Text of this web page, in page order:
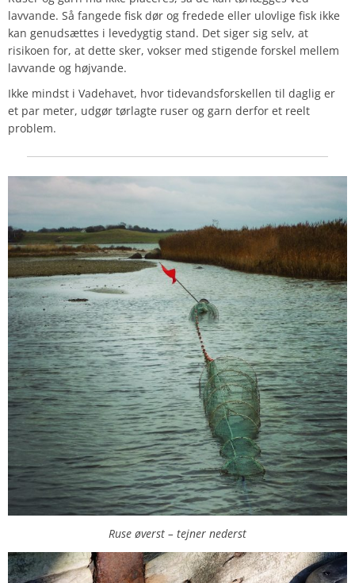
lavvande. Så fangede fisk dør og fredede eller ulovlige fisk ikke
kan genudsættes i levedygtig stand. Det siger sig selv, at
risikoen for, at dette sker, vokser med stigende forskel mellem
lavvande og højvande.
Ikke mindst i Vadehavet, hvor tidevandsforskellen til daglig er
et par meter, udgør tørlagte ruser og garn derfor et reelt
problem.
Ruse øverst – tejner nederst